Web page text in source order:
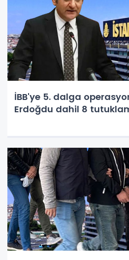
İBB'ye 5. dalga
Erdoğdu dahil 8